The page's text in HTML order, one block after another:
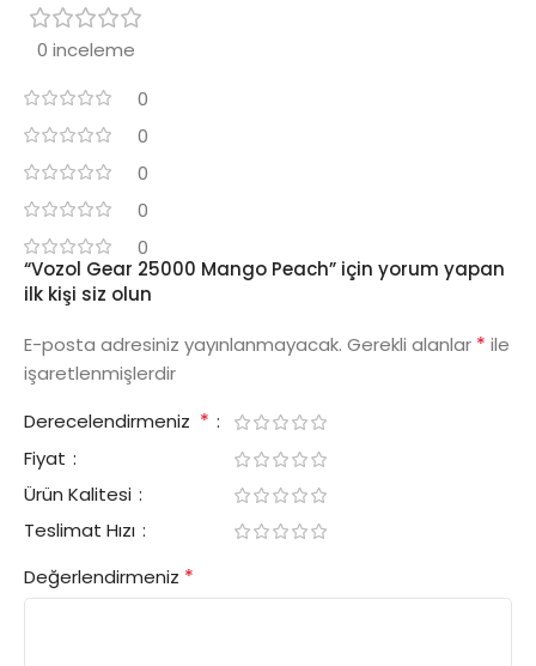
0 inceleme
0
0
0
0
0
“Vozol Gear 25000 Mango Peach” için yorum yapan
ilk kişi siz olun
E-posta adresiniz yayınlanmayacak. Gerekli alanlar * ile
işaretlenmişlerdir
Derecelendirmeniz *
Fiyat
Ürün Kalitesi
Teslimat Hızı
Değerlendirmeniz *